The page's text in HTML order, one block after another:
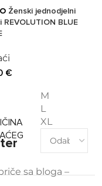
Ženski jednodjelni
REVOLUTION BLUE
€
M
L
XL
sa bloga –